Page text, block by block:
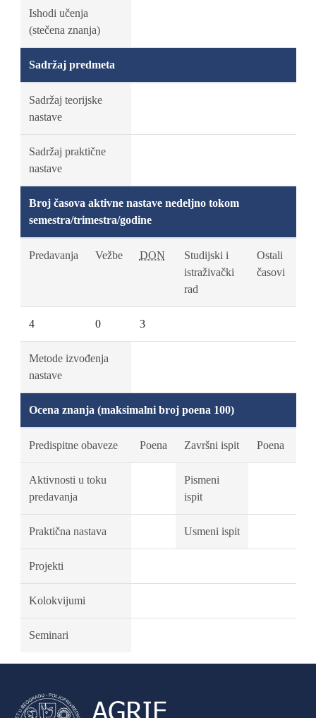
Ishodi učenja
(stečena znanja)
Sadržaj predmeta
Sadržaj teorijske
nastave
Sadržaj praktične
nastave
Broj časova aktivne nastave nedeljno tokom
semestra/trimestra/godine
Predavanja Vežbe DON
Studijski i
istraživački
rad
Ostali
časovi
4 0 3
Metode izvođenja
nastave
Ocena znanja (maksimalni broj poena 100)
Predispitne obaveze Poena Završni ispit Poena
Aktivnosti u toku
predavanja
Pismeni
ispit
Praktična nastava Usmeni ispit
Projekti
Kolokvijumi
Seminari